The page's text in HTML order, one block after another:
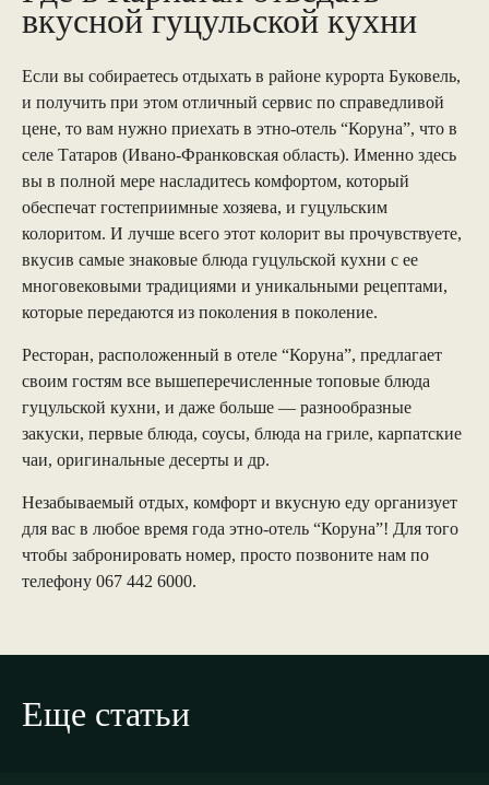
вкусной гуцульской кухни
Если вы собираетесь отдыхать в районе курорта Буковель,
и получить при этом отличный сервис по справедливой
цене, то вам нужно приехать в этно-отель “Коруна”, что в
селе Татаров (Ивано-Франковская область). Именно здесь
вы в полной мере насладитесь комфортом, который
обеспечат гостеприимные хозяева, и гуцульским
колоритом. И лучше всего этот колорит вы прочувствуете,
вкусив самые знаковые блюда гуцульской кухни с ее
многовековыми традициями и уникальными рецептами,
которые передаются из поколения в поколение.
Ресторан, расположенный в отеле “Коруна”, предлагает
своим гостям все вышеперечисленные топовые блюда
гуцульской кухни, и даже больше — разнообразные
закуски, первые блюда, соусы, блюда на гриле, карпатские
чаи, оригинальные десерты и др.
Незабываемый отдых, комфорт и вкусную еду организует
для вас в любое время года этно-отель “Коруна”! Для того
чтобы забронировать номер, просто позвоните нам по
телефону 067 442 6000.
Еще статьи